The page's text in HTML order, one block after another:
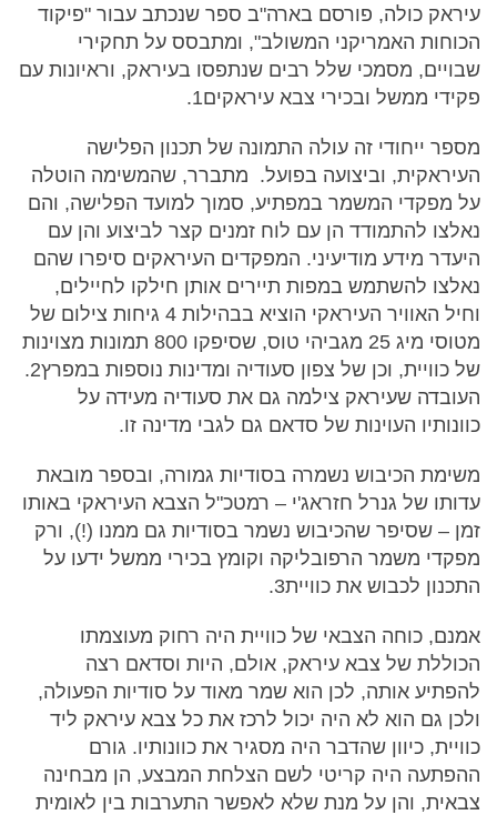
עיראק כולה, פורסם בארה"ב ספר שנכתב עבור "פיקוד
הכוחות האמריקני המשולב", ומתבסס על תחקירי
שבויים, מסמכי שלל רבים שנתפסו בעיראק, וראיונות עם
פקידי ממשל ובכירי צבא עיראקים1.
מספר ייחודי זה עולה התמונה של תכנון הפלישה
העיראקית, וביצועה בפועל. מתברר, שהמשימה הוטלה
על מפקדי המשמר במפתיע, סמוך למועד הפלישה, והם
נאלצו להתמודד הן עם לוח זמנים קצר לביצוע והן עם
היעדר מידע מודיעיני. המפקדים העיראקים סיפרו שהם
נאלצו להשתמש במפות תיירים אותן חילקו לחיילים,
וחיל האוויר העיראקי הוציא בבהילות 4 גיחות צילום של
מטוסי מיג 25 מגביהי טוס, שסיפקו 800 תמונות מצוינות
של כוויית, וכן של צפון סעודיה ומדינות נוספות במפרץ2.
העובדה שעיראק צילמה גם את סעודיה מעידה על
כוונותיו העוינות של סדאם גם לגבי מדינה זו.
משימת הכיבוש נשמרה בסודיות גמורה, ובספר מובאת
עדותו של גנרל חזראג'י – רמטכ"ל הצבא העיראקי באותו
זמן – שסיפר שהכיבוש נשמר בסודיות גם ממנו (!), ורק
מפקדי משמר הרפובליקה וקומץ בכירי ממשל ידעו על
התכנון לכבוש את כוויית3.
אמנם, כוחה הצבאי של כוויית היה רחוק מעוצמתו
הכוללת של צבא עיראק, אולם, היות וסדאם רצה
להפתיע אותה, לכן הוא שמר מאוד על סודיות הפעולה,
ולכן גם הוא לא היה יכול לרכז את כל צבא עיראק ליד
כוויית, כיוון שהדבר היה מסגיר את כוונותיו. גורם
ההפתעה היה קריטי לשם הצלחת המבצע, הן מבחינה
צבאית, והן על מנת שלא לאפשר התערבות בין לאומית